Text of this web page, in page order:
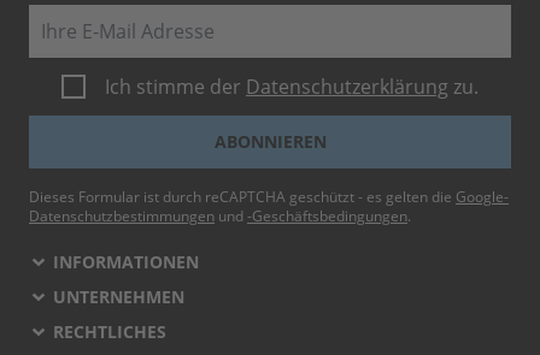
Ich stimme der Datenschutzerklärung zu.
ABONNIEREN
Dieses Formular ist durch reCAPTCHA geschützt - es gelten die Google-
Datenschutzbestimmungen und -Geschäftsbedingungen.
INFORMATIONEN
UNTERNEHMEN
RECHTLICHES